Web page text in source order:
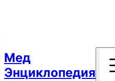
содержимому
Мед
Энциклопедия